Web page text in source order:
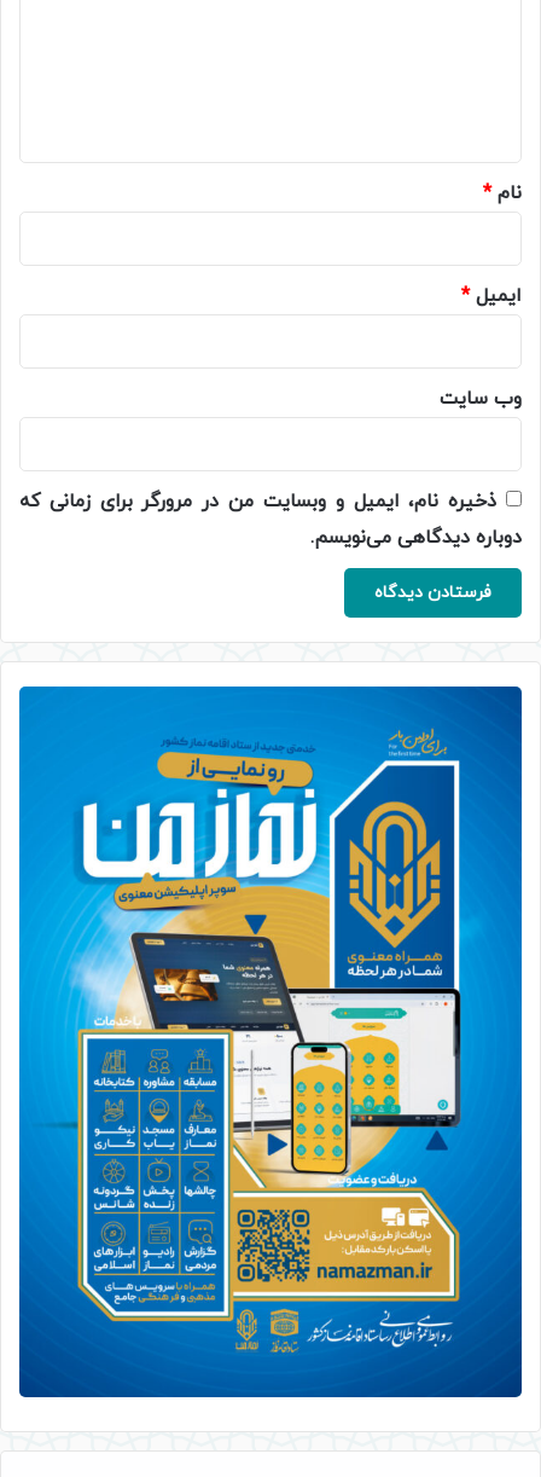
نام*
ایمیل*
وب‌ سایت
ذخیره نام، ایمیل و وبسایت من در مرورگر برای زمانی که
دوباره دیدگاهی می‌نویسم.